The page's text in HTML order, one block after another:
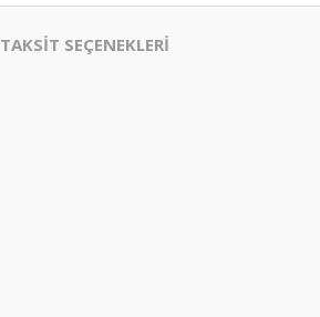
TAKSİT SEÇENEKLERİ